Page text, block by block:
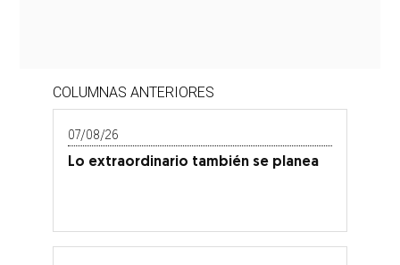
COLUMNAS ANTERIORES
07/08/26
Lo extraordinario también se planea